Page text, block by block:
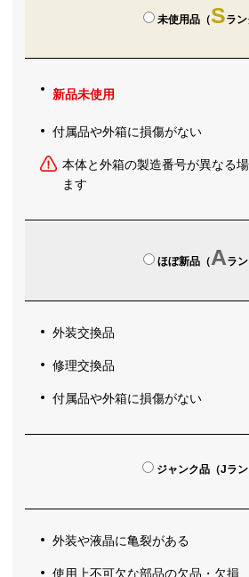
未使用品（Sラン
新品未使用
付属品や外箱に損傷がない
本体と外箱の製造番号が異なる
ます
ほぼ新品（Aラン
外装交換品
修理交換品
付属品や外箱に損傷がない
ジャンク品（Jラン
外装や液晶に亀裂がある
使用上不可欠な部品の欠品・欠損